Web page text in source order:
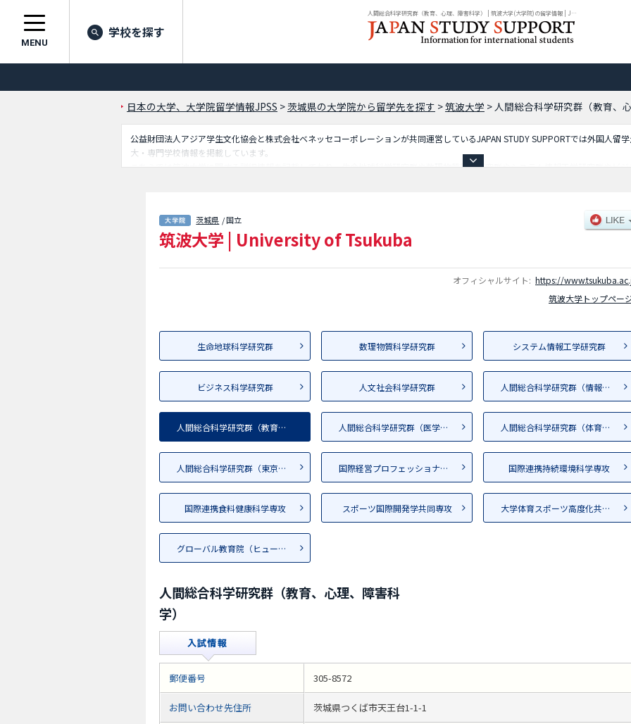
人間総合科学研究群（教育、心理、障害科学） | 筑波大学(大学院)の留学情報 | JPSS
MENU
学校を探す
日本の大学、大学院留学情報JPSS >茨城県の大学院から留学先を探す >筑波大学 > 人間総合科学研究群（教育、
公益財団法人アジア学生文化協会と株式会社ベネッセコーポレーションが共同運営しているJAPAN STUDY SUPPORTでは外国人留
大・専門学校情報を掲載しています。
こちらでは筑波大学に関する詳細情報を記載しており、生命地球科学研究群や数理物質科学研究群やシステム情報工学研究群やビ
ているので是非ご利用ください。
茨城県 / 国立
筑波大学 | University of Tsukuba
オフィシャルサイト: https://
筑波大学トップペー
生命地球科学研究群 数理物質科学研究群 システム情報工学研究群
ビジネス科学研究群 人文社会科学研究群 人間総合科学研究群（情報学）
人間総合科学研究群（教育、心... 人間総合科学研究群（医学系） 人間総合科学研究群（体育、芸...
人間総合科学研究群（東京地区） 国際経営プロフェッショナル専... 国際連携持続環境科学専攻
国際連携食料健康科学専攻 スポーツ国際開発学共同専攻 大学体育スポーツ高度化共同専攻
グローバル教育院（ヒューマニ...
人間総合科学研究群（教育、心理、障害科
学）
郵便番号 305-8572
お問い合わせ先住所 茨城県つくば市天王台1-1-1